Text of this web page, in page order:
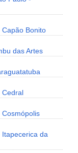
Bonito
das Artes
Cedral
da